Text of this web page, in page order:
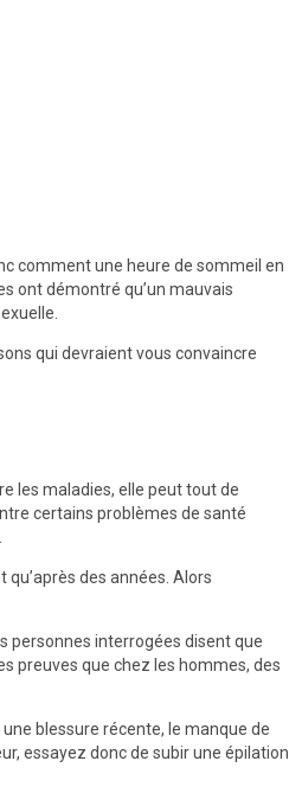
comment une heure de sommeil en
ont démontré qu’un mauvais
qui devraient vous convaincre
les maladies, elle peut tout de
certains problèmes de santé
des années. Alors
personnes interrogées disent que
preuves que chez les hommes, des
blessure récente, le manque de
essayez donc de subir une épilation